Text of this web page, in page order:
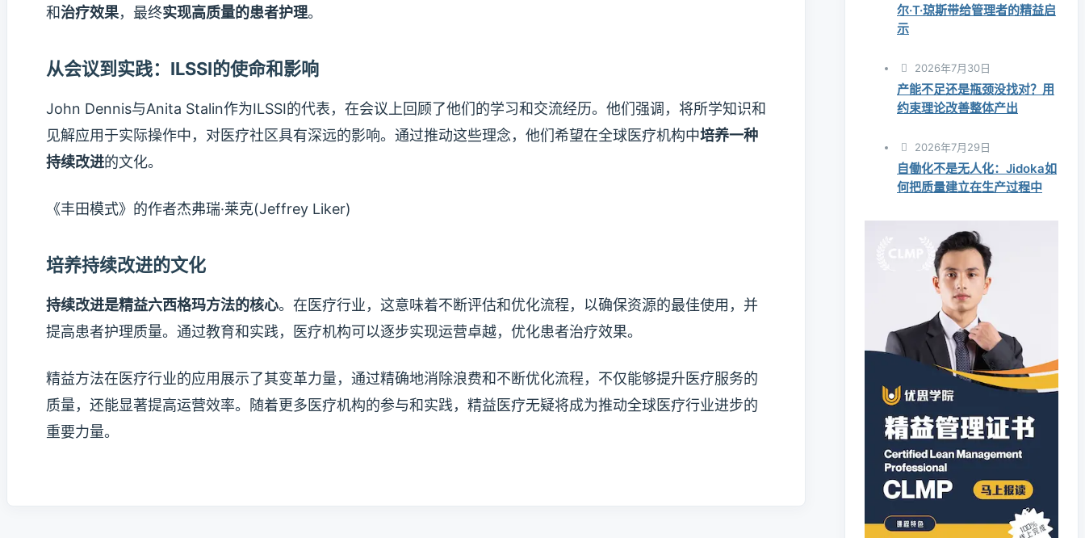
尔·T·琼斯带给管理者的精益启
示
2026年7月30日
产能不足还是瓶颈没找对？用
约束理论改善整体产出
2026年7月29日
自働化不是无人化：Jidoka如
何把质量建立在生产过程中
和治疗效果，最终实现高质量的患者护理。
从会议到实践：ILSSI的使命和影响
John Dennis与Anita Stalin作为ILSSI的代表，在会议上回顾了他们的学习和交流经历。他们强调，将所学知识和
见解应用于实际操作中，对医疗社区具有深远的影响。通过推动这些理念，他们希望在全球医疗机构中培养一种
持续改进的文化。
《丰田模式》的作者杰弗瑞·莱克(Jeffrey Liker)
培养持续改进的文化
持续改进是精益六西格玛方法的核心。在医疗行业，这意味着不断评估和优化流程，以确保资源的最佳使用，并
提高患者护理质量。通过教育和实践，医疗机构可以逐步实现运营卓越，优化患者治疗效果。
精益方法在医疗行业的应用展示了其变革力量，通过精确地消除浪费和不断优化流程，不仅能够提升医疗服务的
质量，还能显著提高运营效率。随着更多医疗机构的参与和实践，精益医疗无疑将成为推动全球医疗行业进步的
重要力量。